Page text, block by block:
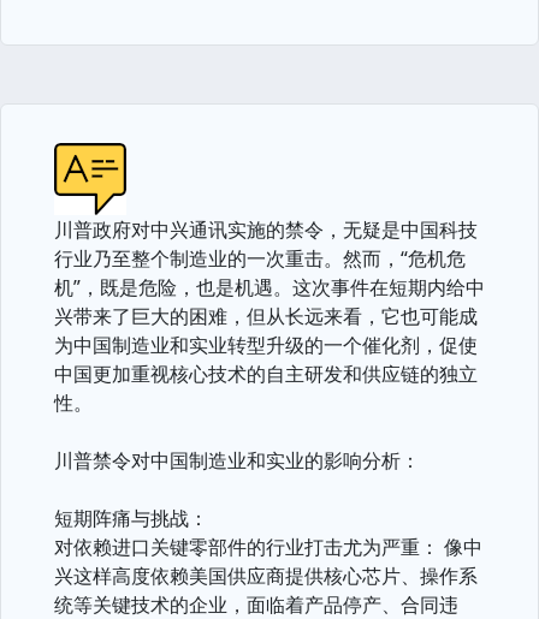
川普政府对中兴通讯实施的禁令，无疑是中国科技
行业乃至整个制造业的一次重击。然而，“危机危
机”，既是危险，也是机遇。这次事件在短期内给中
兴带来了巨大的困难，但从长远来看，它也可能成
为中国制造业和实业转型升级的一个催化剂，促使
中国更加重视核心技术的自主研发和供应链的独立
性。
川普禁令对中国制造业和实业的影响分析：
短期阵痛与挑战：
对依赖进口关键零部件的行业打击尤为严重： 像中
兴这样高度依赖美国供应商提供核心芯片、操作系
统等关键技术的企业，面临着产品停产、合同违